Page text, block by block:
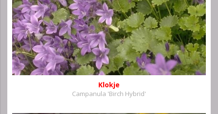
Klokje
Campanula 'Birch Hybrid'